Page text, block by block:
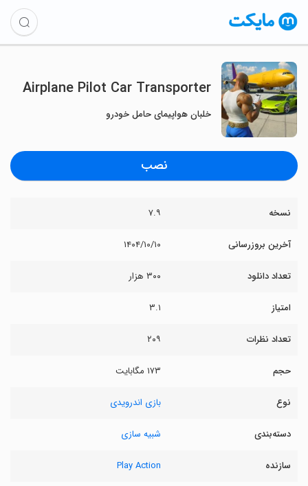
Airplane Pilot Car Transporter
خلبان هواپیمای حامل خودرو
نصب
نسخه ۷.۹
آخرین بروزرسانی ۱۴۰۴/۱۰/۱۰
تعداد دانلود ۳۰۰ هزار
امتیاز ۳.۱
تعداد نظرات ۲۰۹
حجم ۱۷۳ مگابایت
نوع بازی اندرویدی
دسته‌بندی شبیه سازی
سازنده Play Action